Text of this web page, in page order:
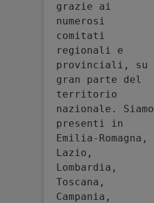
grazie ai
numerosi
comitati
regionali e
provinciali, su
gran parte del
territorio
nazionale. Siamo
presenti in
Emilia-Romagna,
Lazio,
Lombardia,
Toscana,
Campania,